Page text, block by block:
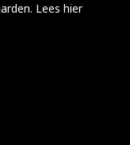
Lees hier